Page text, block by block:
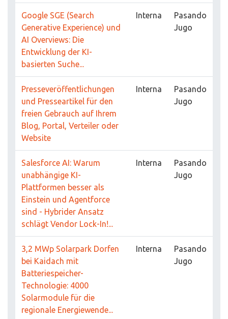
Google SGE (Search
Generative Experience) und
AI Overviews: Die
Entwicklung der KI-
basierten Suche...
Interna
Pasando
Jugo
Presseveröffentlichungen
und Presseartikel für den
freien Gebrauch auf Ihrem
Blog, Portal, Verteiler oder
Website
Interna
Pasando
Jugo
Salesforce AI: Warum
unabhängige KI-
Plattformen besser als
Einstein und Agentforce
sind - Hybrider Ansatz
schlägt Vendor Lock-In!...
Interna
Pasando
Jugo
3,2 MWp Solarpark Dorfen
bei Kaidach mit
Batteriespeicher-
Technologie: 4000
Solarmodule für die
regionale Energiewende...
Interna
Pasando
Jugo